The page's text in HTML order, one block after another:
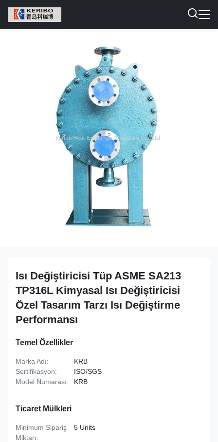
Isı Değiştiricisi Tüp ASME SA213
TP316L Kimyasal Isı Değiştiricisi
Özel Tasarım Tarzı Isı Değiştirme
Performansı
Temel Özellikler
Marka Adı:
KRB
Sertifikasyon:
ISO/SGS
Model Numarası:
KRB
Ticaret Mülkleri
Minimum Sipariş
Miktarı:
5 Units